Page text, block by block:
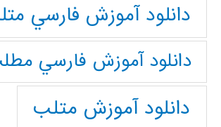
دانلود آموزش فارسي
دانلود آموزش فارسي
دانلود آموزش متلب